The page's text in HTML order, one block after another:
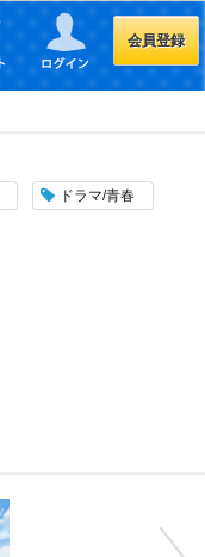
会員登録
ドラマ/青春